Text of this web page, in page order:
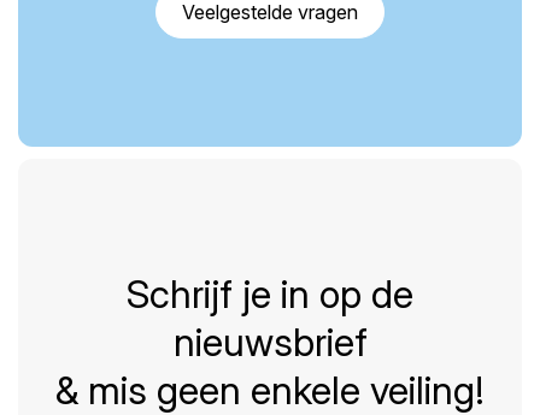
Veelgestelde vragen
Schrijf je in op de
nieuwsbrief
& mis geen enkele veiling!